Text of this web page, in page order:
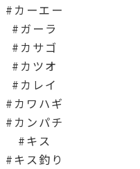
カーエー
ガーラ
カサゴ
カツオ
カレイ
カワハギ
カンパチ
キス
キス釣り